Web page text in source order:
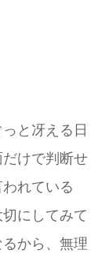
と冴える日
けで判断せ
れている
にしてみて
から、無理